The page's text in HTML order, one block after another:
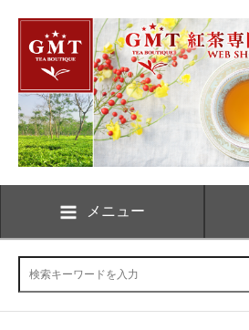
メニュー